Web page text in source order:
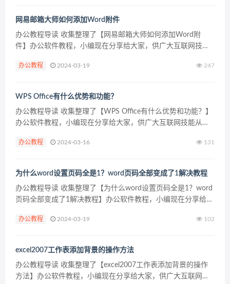
网易邮箱大师如何添加Word附件
办公教程导读 收集整理了【网易邮箱大师如何添加Word附
件】办公软件教程，小编现在分享给大家，供广大互联网技能
钟。 办公教程内容图文 2、想要添加附件肯定是要开始...
办公教程 2024-03-19 247
WPS Office有什么优势和功能？
办公教程导读 收集整理了【WPS Office有什么优势和功能？】
办公软件教程，小编现在分享给大家，供广大互联网技能从业
办公教程内容图文 WPS Office是...
办公教程 2024-03-16 131
为什么word设置页码全是1？word页码全部变成了1解决教程
办公教程导读 收集整理了【为什么word设置页码全是1？word
页码全部变成了1解决教程】办公软件教程，小编现在分享给大
文字阅读大概需要1分钟。 办公教程内容图文...
办公教程 2024-03-19 102
excel2007工作表添加背景的操作方法
办公教程导读 收集整理了【excel2007工作表添加背景的操作
方法】办公软件教程，小编现在分享给大家，供广大互联网技